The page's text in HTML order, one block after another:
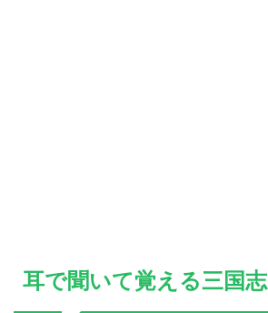
耳で聞いて覚える三国志